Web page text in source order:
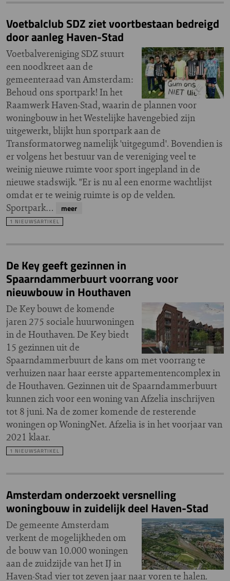
Voetbalclub SDZ ziet voortbestaan bedreigd
door aanleg Haven-Stad
Voetbalvereniging SDZ stuurt
een noodkreet aan de
gemeenteraad van Amsterdam:
Behoud ons sportpark! In het
Raamwerk Haven-Stad, waarin de plannen voor
woningbouw in het Westelijke havengebied zijn
uitgewerkt, blijkt hun sportpark aan de
Transformatorweg namelijk 'uitgegumd'. Bovendien is
er volgens het bestuur van de vereniging veel te
weinig nieuwe ruimte voor sport ingepland in de
nieuwe stadswijk. "Er is nu al een enorme wachtlijst
omdat er te weinig ruimte is op de velden.
Sportpark…
meer
1 NIEUWSARTIKEL
De Key geeft gezinnen in
Spaarndammerbuurt voorrang voor
nieuwbouw in Houthaven
De Key bouwt de komende
jaren 275 sociale huurwoningen
in de Houthaven. De Key biedt
15 gezinnen uit de
Spaarndammerbuurt de kans om met voorrang te
verhuizen naar haar eerste appartementencomplex in
de Houthaven. Gezinnen uit de Spaarndammerbuurt
kunnen zich voor een woning van Afzelia inschrijven
tot 8 juni. Na de zomer komende de resterende
woningen op WoningNet. Afzelia is in het voorjaar van
2021 klaar.
1 NIEUWSARTIKEL
Amsterdam onderzoekt versnelling
woningbouw in zuidelijk deel Haven-Stad
De gemeente Amsterdam
verkent de mogelijkheden om
de bouw van 10.000 woningen
aan de zuidzijde van het IJ in
Haven-Stad vier tot zeven jaar naar voren te halen.